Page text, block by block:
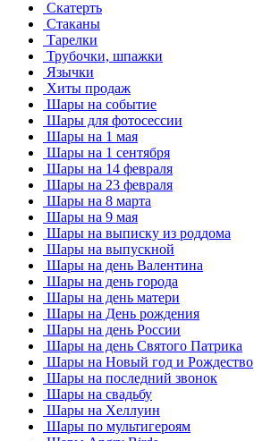
Скатерть
Стаканы
Тарелки
Трубочки, шпажки
Язычки
Хиты продаж
Шары на событие
Шары для фотосессии
Шары на 1 мая
Шары на 1 сентября
Шары на 14 февраля
Шары на 23 февраля
Шары на 8 марта
Шары на 9 мая
Шары на выписку из роддома
Шары на выпускной
Шары на день Валентина
Шары на день города
Шары на день матери
Шары на День рождения
Шары на день России
Шары на день Святого Патрика
Шары на Новый год и Рождество
Шары на последний звонок
Шары на свадьбу
Шары на Хеллуин
Шары по мультигероям